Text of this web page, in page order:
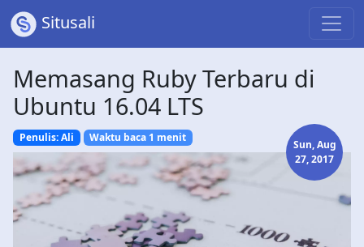
Situsali
Memasang Ruby Terbaru di
Ubuntu 16.04 LTS
Penulis: Ali Waktu baca 1 menit
Sun, Aug
27, 2017